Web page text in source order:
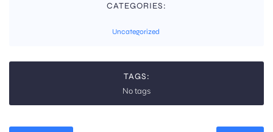
CATEGORIES:
Uncategorized
TAGS:
No tags